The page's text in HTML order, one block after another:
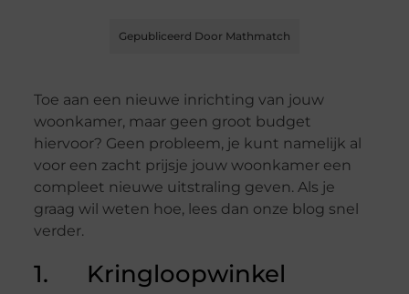
Gepubliceerd Door Mathmatch
Toe aan een nieuwe inrichting van jouw
woonkamer, maar geen groot budget
hiervoor? Geen probleem, je kunt namelijk al
voor een zacht prijsje jouw woonkamer een
compleet nieuwe uitstraling geven. Als je
graag wil weten hoe, lees dan onze blog snel
verder.
1. Kringloopwinkel